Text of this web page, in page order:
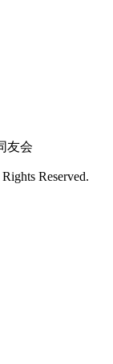
友会
Reserved.